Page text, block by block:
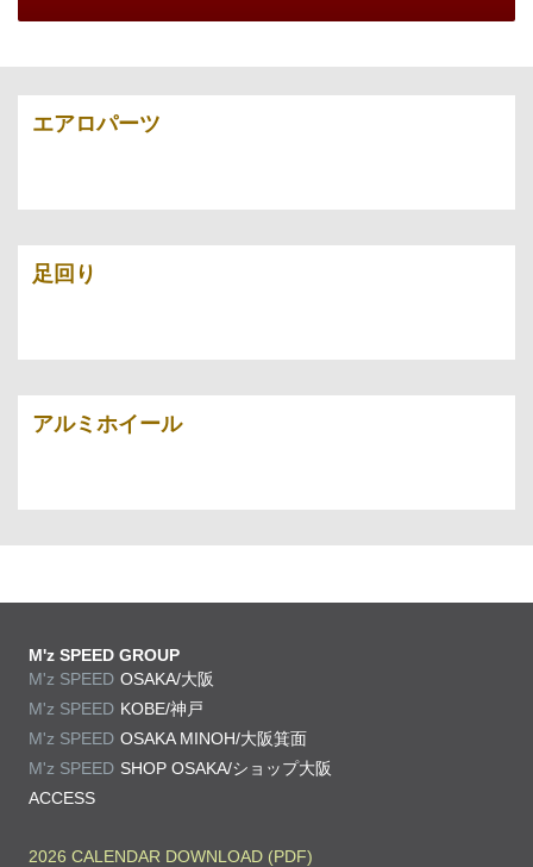
エアロパーツ
足回り
アルミホイール
M'z SPEED GROUP
M'z SPEED OSAKA/大阪
M'z SPEED KOBE/神戸
M'z SPEED OSAKA MINOH/大阪箕面
M'z SPEED SHOP OSAKA/ショップ大阪
ACCESS
2026 CALENDAR DOWNLOAD (PDF)